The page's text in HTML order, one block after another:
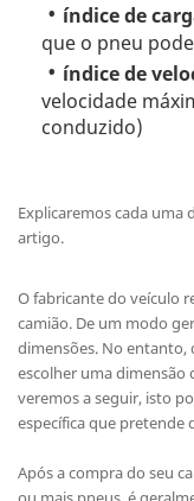
índice de
que o pneu
índice de
velocidade
conduzido)
Explicaremos cada uma
artigo.
O fabricante do veículo
camião. De um modo
dimensões. No entanto,
escolher uma dimensão
veremos a seguir, isto
específica que pretende
Após a compra do seu